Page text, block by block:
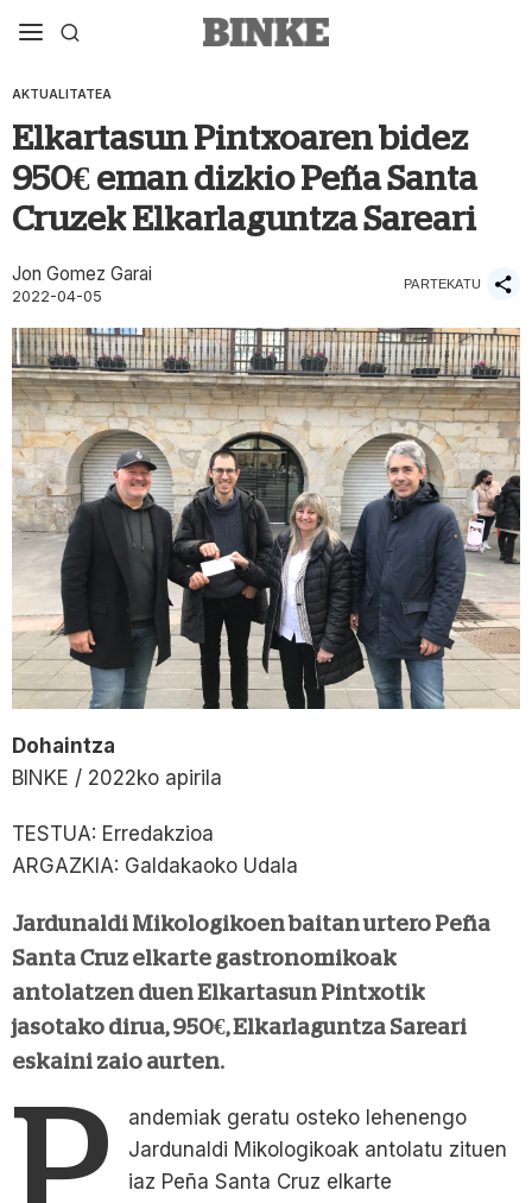
AKTUALITATEA
Elkartasun Pintxoaren bidez
950€ eman dizkio Peña Santa
Cruzek Elkarlaguntza Sareari
Jon Gomez Garai
2022-04-05
PARTEKATU
Dohaintza
BINKE / 2022ko apirila
TESTUA: Erredakzioa
ARGAZKIA: Galdakaoko Udala
Jardunaldi Mikologikoen baitan urtero Peña
Santa Cruz elkarte gastronomikoak
antolatzen duen Elkartasun Pintxotik
jasotako dirua, 950€, Elkarlaguntza Sareari
eskaini zaio aurten.
P
andemiak geratu osteko lehenengo
Jardunaldi Mikologikoak antolatu zituen
iaz Peña Santa Cruz elkarte